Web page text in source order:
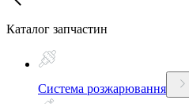
Каталог запчастин
Система розжарювання